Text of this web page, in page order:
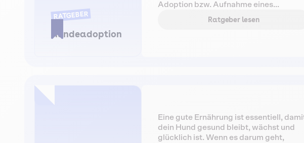
RATGEBER
Hundeadoption
Adoption bzw. Aufnahme eines
ziehen. Bei Dalma stehen wir dir zur
Ratgeber lesen
Eine gute Ernährung ist essentiell,
dein Hund gesund bleibt, wächst und
glücklich ist. Wenn es darum geht,